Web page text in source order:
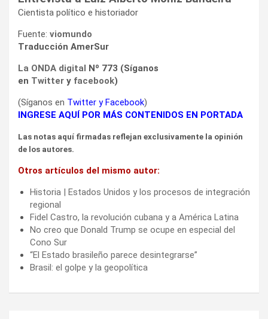
Cientista político e historiador
Fuente: viomundo
Traducción AmerSur
La ONDA digital Nº 773 (Síganos
en Twitter y facebook)
(Síganos en Twitter yFacebook)
INGRESE AQUÍ POR MÁS CONTENIDOS EN PORTADA
Las notas aquí firmadas reflejan exclusivamente la opinión
de los autores.
Otros artículos del mismo autor:
Historia | Estados Unidos y los procesos de integración
regional
Fidel Castro, la revolución cubana y a América Latina
No creo que Donald Trump se ocupe en especial del
Cono Sur
“El Estado brasileño parece desintegrarse”
Brasil: el golpe y la geopolítica